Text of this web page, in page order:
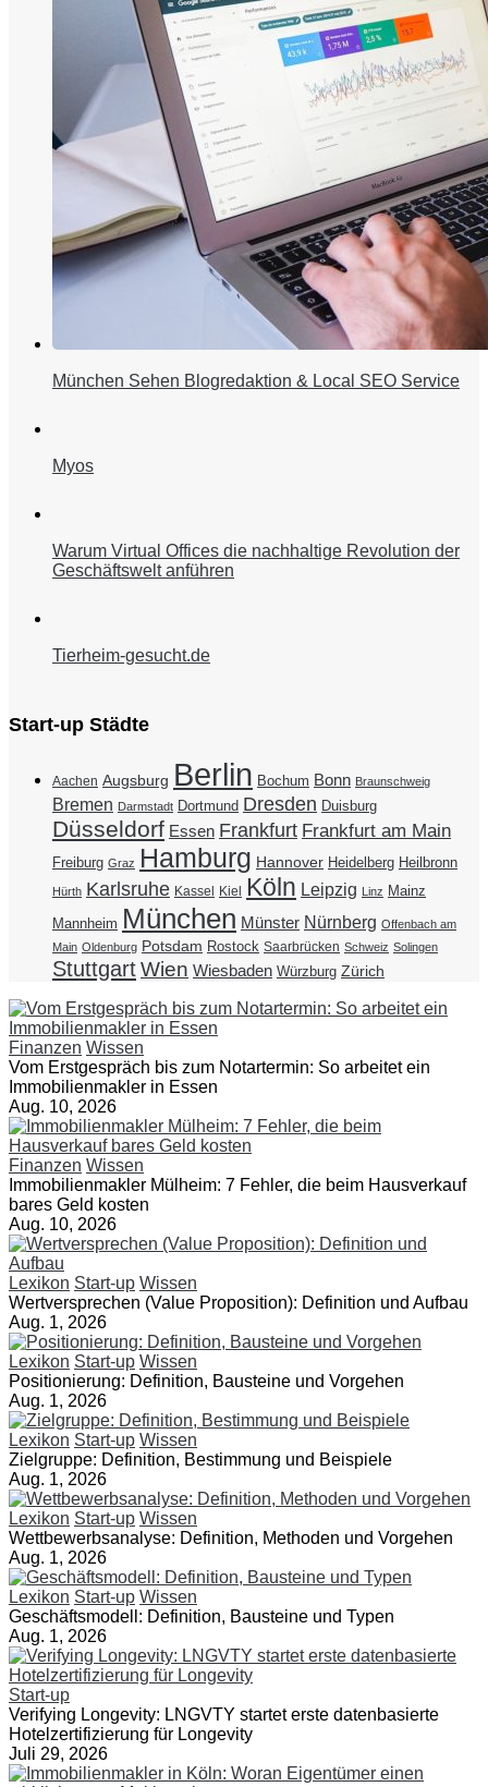
München Sehen Blogredaktion & Local SEO Service
Myos
Warum Virtual Offices die nachhaltige Revolution der
Geschäftswelt anführen
Tierheim-gesucht.de
Start-up Städte
Aachen Augsburg Berlin Bochum Bonn Braunschweig
Bremen Darmstadt Dortmund Dresden Duisburg
Düsseldorf Essen Frankfurt Frankfurt am Main
Freiburg Graz Hamburg Hannover Heidelberg Heilbronn
Hürth Karlsruhe Kassel Kiel Köln Leipzig Linz Mainz
Mannheim München Münster Nürnberg Offenbach am
Main Oldenburg Potsdam Rostock Saarbrücken Schweiz Solingen
StuttgartWien Wiesbaden Würzburg Zürich
Finanzen Wissen
Vom Erstgespräch bis zum Notartermin: So arbeitet ein
Immobilienmakler in Essen
Aug. 10, 2026
Finanzen Wissen
Immobilienmakler Mülheim: 7 Fehler, die beim Hausverkauf
bares Geld kosten
Aug. 10, 2026
Lexikon Start-up Wissen
Wertversprechen (Value Proposition): Definition und Aufbau
Aug. 1, 2026
Lexikon Start-up Wissen
Positionierung: Definition, Bausteine und Vorgehen
Aug. 1, 2026
Lexikon Start-up Wissen
Zielgruppe: Definition, Bestimmung und Beispiele
Aug. 1, 2026
Lexikon Start-up Wissen
Wettbewerbsanalyse: Definition, Methoden und Vorgehen
Aug. 1, 2026
Lexikon Start-up Wissen
Geschäftsmodell: Definition, Bausteine und Typen
Aug. 1, 2026
Start-up
Verifying Longevity: LNGVTY startet erste datenbasierte
Hotelzertifizierung für Longevity
Juli 29, 2026